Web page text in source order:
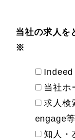
当社の求人を
※
Indeed
当社ホ
求人検
engage等
知人・